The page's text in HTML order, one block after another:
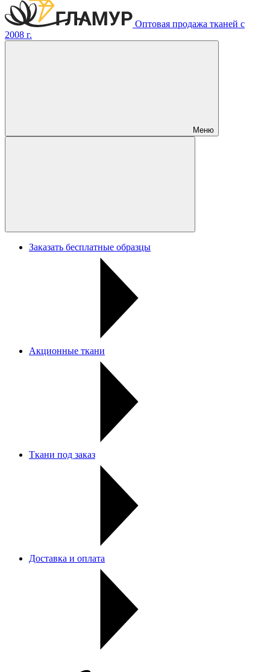
Оптовая продажа тканей с
2008 г.
Меню
Заказать бесплатные образцы
Акционные ткани
Ткани под заказ
Доставка и оплата